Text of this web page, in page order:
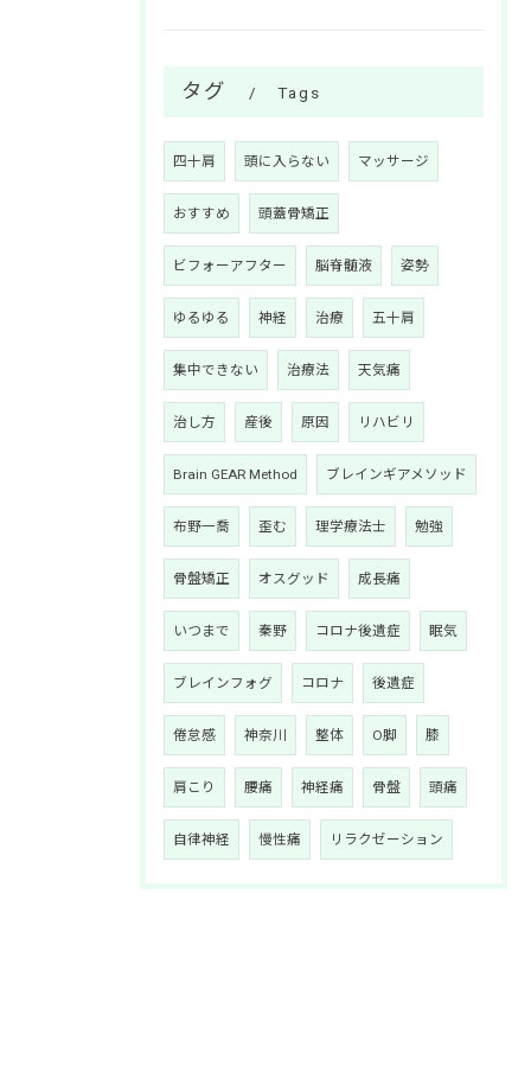
タグ Tags
四十肩 頭に入らない マッサージ
おすすめ 頭蓋骨矯正
ビフォーアフター 脳脊髄液 姿勢
ゆるゆる 神経 治療 五十肩
集中できない 治療法 天気痛
治し方 産後 原因 リハビリ
Brain GEAR Method ブレインギアメソッド
布野一喬 歪む 理学療法士 勉強
骨盤矯正 オスグッド 成長痛
いつまで 秦野 コロナ後遺症 眠気
ブレインフォグ コロナ 後遺症
倦怠感 神奈川 整体 O脚 膝
肩こり 腰痛 神経痛 骨盤 頭痛
自律神経 慢性痛 リラクゼーション